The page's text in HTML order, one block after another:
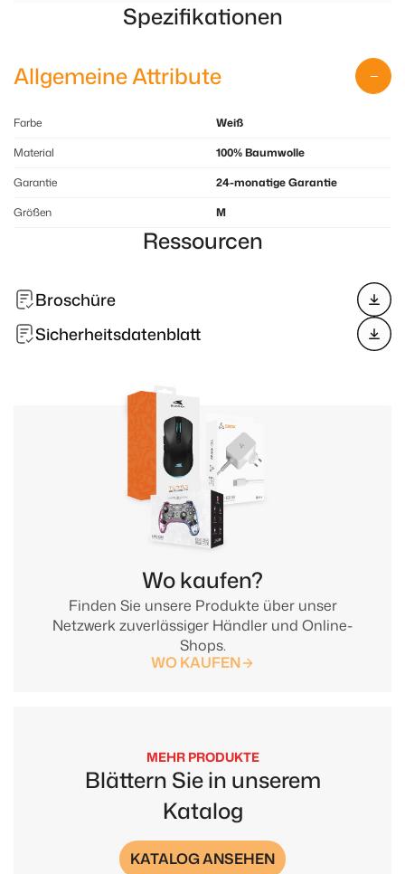
Spezifikationen
Allgemeine Attribute
Farbe
Weiß
Material
100% Baumwolle
Garantie
24-monatige Garantie
Größen
M
Ressourcen
Broschüre
Sicherheitsdatenblatt
Finden Sie unsere Produkte über unser
Netzwerk zuverlässiger Händler und Online-
Shops.
Wo kaufen?
WO KAUFEN
MEHR PRODUKTE
Blättern Sie in unserem
Katalog
KATALOG ANSEHEN